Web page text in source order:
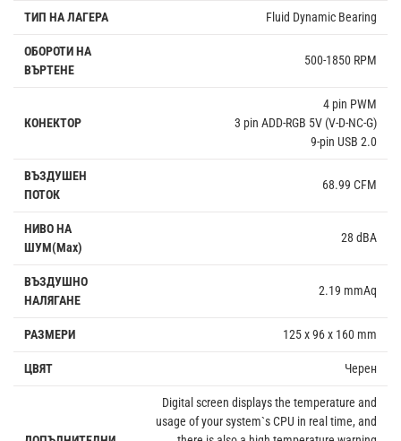
ТИП НА ЛАГЕРА Fluid Dynamic Bearing
ОБОРОТИ НА
ВЪРТЕНЕ
500-1850 RPM
КОНЕКТОР
4 pin PWM
3 pin ADD-RGB 5V (V-D-NC-G)
9-pin USB 2.0
ВЪЗДУШЕН
ПОТОК
68.99 CFM
НИВО НА
ШУМ(Max)
28 dBA
ВЪЗДУШНО
НАЛЯГАНЕ
2.19 mmAq
РАЗМЕРИ 125 x 96 x 160 mm
ЦВЯТ Черен
Digital screen displays the temperature and
usage of your system`s CPU in real time, and